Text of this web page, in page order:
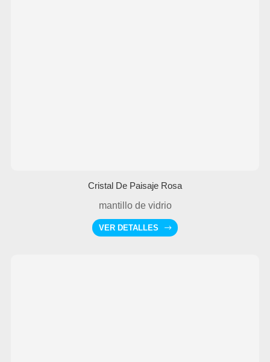
Cristal De Paisaje Rosa
mantillo de vidrio
VER DETALLES